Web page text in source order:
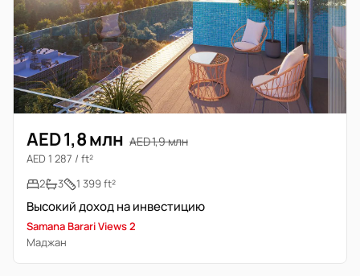
AED 1,8 млн AED 1,9 млн
AED 1 287 / ft²
2
3 1 399 ft²
Высокий доход на инвестицию
Samana Barari Views 2
Маджан